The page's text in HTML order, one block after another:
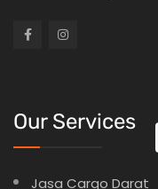
Our Services
Jasa Cargo Darat